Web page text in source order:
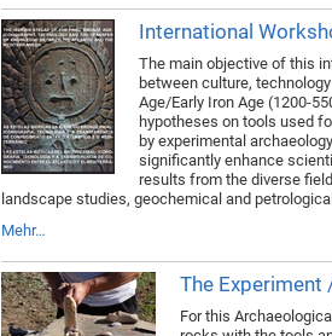
International
The main objective of this
between culture,
Age/Early Iron Age (1200-
hypotheses on tools used
by experimental
significantly enhance
results from the diverse
landscape studies, geochemical and
Mehr…
The Experiment
For this